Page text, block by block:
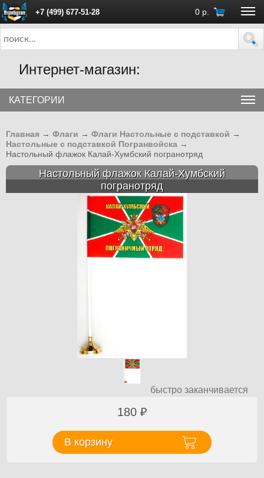
+7 (499) 677-51-28 0 р.
ПН - ПТ с 10:00 до 18:00 (Москва)
Интернет-магазин:
КАТЕГОРИИ
Главная → Флаги → Флаги Настольные с подставкой →
Настольные с подставкой Погранвойска →
Настольный флажок Калай-Хумбский погранотряд
Настольный флажок Калай-Хумбский
погранотряд
быстро заканчивается
180 ₽
В корзину